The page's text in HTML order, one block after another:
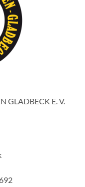
GLADBECK E. V.